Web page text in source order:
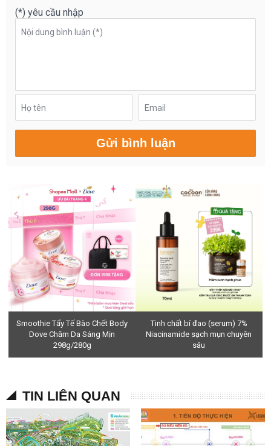
(*) yêu cầu nhập
Nội dung bình luận (*)
Họ tên Email
Smoothie Tẩy Tế Bào Chết Body
Dove Chăm Da Sáng Mịn
298g/280g
Tinh chất bí đao (serum) 7%
Niacinamide sạch mụn chuyên
sâu
TIN LIÊN QUAN